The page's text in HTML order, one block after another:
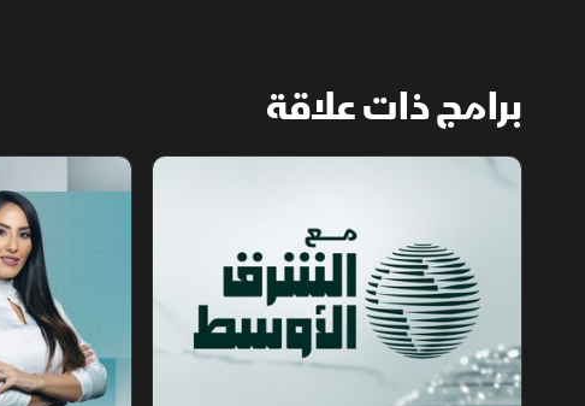
برامج ذات علاقة
مع الشرق الأوسط الخبر الآخر